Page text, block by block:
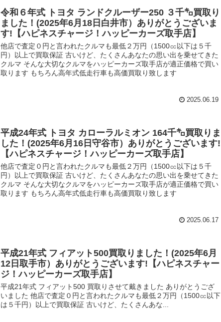
令和６年式 トヨタ ランドクルーザー250 ３千㌔買取り
ました！(2025年6月18日白井市）ありがとうございま
す!【ハピネスチャージ！ハッピーカーズ取手店】
他店で査定０円と言われたクルマも最低２万円（1500㏄以下は５千
円）以上で買取保証 古いけど、たくさんあなたの思い出を乗せてきた
クルマ そんな大切なクルマをハッピーカーズ取手店が適正価格で買い
取ります もちろん高年式低走行車も高価買取り致します
2025.06.19
平成24年式 トヨタ カローラルミオン 164千㌔買取りま
した！(2025年6月16日守谷市）ありがとうございます!
【ハピネスチャージ！ハッピーカーズ取手店】
他店で査定０円と言われたクルマも最低２万円（1500㏄以下は５千
円）以上で買取保証 古いけど、たくさんあなたの思い出を乗せてきた
クルマ そんな大切なクルマをハッピーカーズ取手店が適正価格で買い
取ります もちろん高年式低走行車も高価買取り致します
2025.06.17
平成21年式 フィアット500買取りました！(2025年6月
12日取手市）ありがとうございます!【ハピネスチャー
ジ！ハッピーカーズ取手店】
平成21年式 フィアット500 買取りさせて戴きました ありがとうござ
いました 他店で査定０円と言われたクルマも最低２万円（1500㏄以下
は５千円）以上で買取保証 古いけど、たくさんあな...